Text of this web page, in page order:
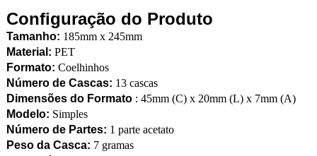
Configuração do Produto
Tamanho: 185mm x 245mm
Material: PET
Formato: Coelhinhos
Número de Cascas: 13 cascas
Dimensões do Formato : 45mm (C) x 20mm (L) x 7mm (A)
Modelo: Simples
Número de Partes: 1 parte acetato
Peso da Casca: 7 gramas